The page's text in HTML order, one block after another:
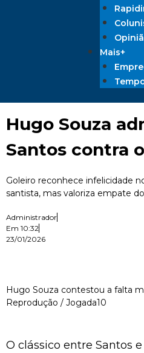
Mais+
Hugo Souza
Santos contra
Goleiro reconhece infelicidade
santista, mas valoriza empate
Administrador
Em 10:32
23/01/2026
Hugo Souza contestou a falta
Reprodução / Jogada10
O clássico entre Santos